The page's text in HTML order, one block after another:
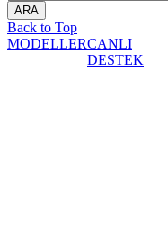
Back to Top
MODELLERCANLI
DESTEK